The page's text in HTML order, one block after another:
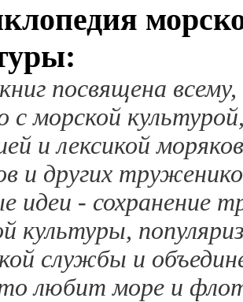
посвящена
с морской
и лексикой
и других
идеи - сохранение
культуры,
службы и
любит море и